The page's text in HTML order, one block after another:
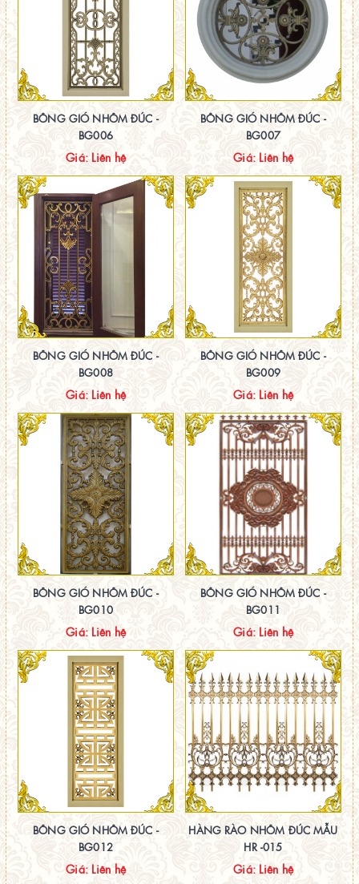
BÔNG GIÓ NHÔM ĐÚC -
BG006
Giá: Liên hệ
BÔNG GIÓ NHÔM ĐÚC -
BG007
Giá: Liên hệ
BÔNG GIÓ NHÔM ĐÚC -
BG008
Giá: Liên hệ
BÔNG GIÓ NHÔM ĐÚC -
BG009
Giá: Liên hệ
BÔNG GIÓ NHÔM ĐÚC -
BG010
Giá: Liên hệ
BÔNG GIÓ NHÔM ĐÚC -
BG011
Giá: Liên hệ
BÔNG GIÓ NHÔM ĐÚC -
BG012
Giá: Liên hệ
HÀNG RÀO NHÔM ĐÚC MẪU
HR -015
Giá: Liên hệ